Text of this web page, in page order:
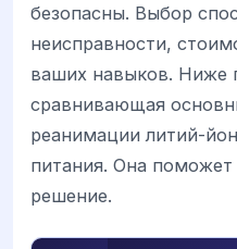
безопасны. Выбор
неисправности,
ваших навыков. Ниже
сравнивающая
реанимации литий-
питания. Она
решение.